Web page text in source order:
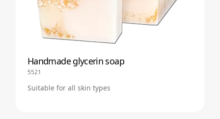
Handmade glycerin soap
5521
Suitable for all skin types